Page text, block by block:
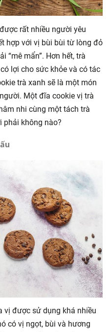
rất nhiều người yêu
hợp với vị bùi bùi từ lòng đỏ
“mê mẩn”. Hơn hết, trà
lợi cho sức khỏe và có tác
trà xanh sẽ là một món
Một đĩa cookie vị trà
nhi cùng một tách trà
phải không nào?
vị được sử dụng khá nhiều
có vị ngọt, bùi và hương